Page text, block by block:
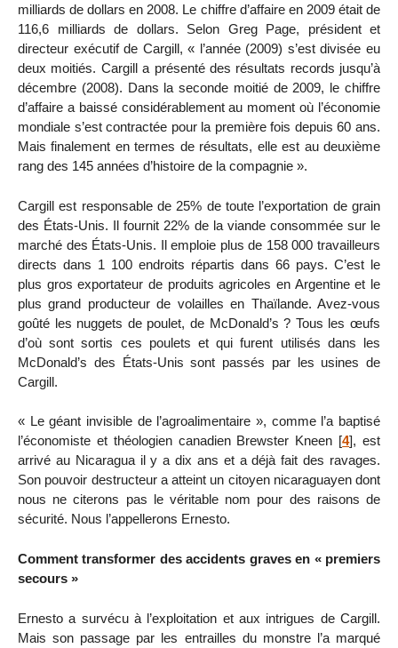
milliards de dollars en 2008. Le chiffre d’affaire en 2009 était de
116,6 milliards de dollars. Selon Greg Page, président et
directeur exécutif de Cargill, « l’année (2009) s’est divisée eu
deux moitiés. Cargill a présenté des résultats records jusqu’à
décembre (2008). Dans la seconde moitié de 2009, le chiffre
d’affaire a baissé considérablement au moment où l’économie
mondiale s’est contractée pour la première fois depuis 60 ans.
Mais finalement en termes de résultats, elle est au deuxième
rang des 145 années d’histoire de la compagnie ».
Cargill est responsable de 25% de toute l’exportation de grain
des États-Unis. Il fournit 22% de la viande consommée sur le
marché des États-Unis. Il emploie plus de 158 000 travailleurs
directs dans 1 100 endroits répartis dans 66 pays. C’est le
plus gros exportateur de produits agricoles en Argentine et le
plus grand producteur de volailles en Thaïlande. Avez-vous
goûté les nuggets de poulet, de McDonald’s ? Tous les œufs
d’où sont sortis ces poulets et qui furent utilisés dans les
McDonald’s des États-Unis sont passés par les usines de
Cargill.
« Le géant invisible de l’agroalimentaire », comme l’a baptisé
l’économiste et théologien canadien Brewster Kneen [4], est
arrivé au Nicaragua il y a dix ans et a déjà fait des ravages.
Son pouvoir destructeur a atteint un citoyen nicaraguayen dont
nous ne citerons pas le véritable nom pour des raisons de
sécurité. Nous l’appellerons Ernesto.
Comment transformer des accidents graves en « premiers
secours »
Ernesto a survécu à l’exploitation et aux intrigues de Cargill.
Mais son passage par les entrailles du monstre l’a marqué